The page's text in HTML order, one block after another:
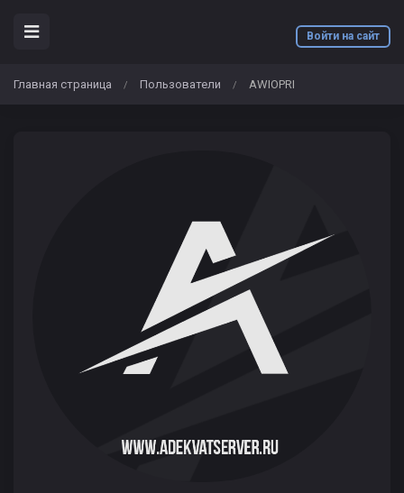
Войти на сайт
Главная страница / Пользователи / AWIOPRI